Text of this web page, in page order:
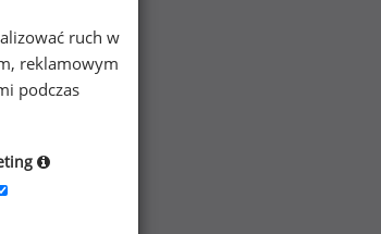
ruch w
reklamowym
podczas